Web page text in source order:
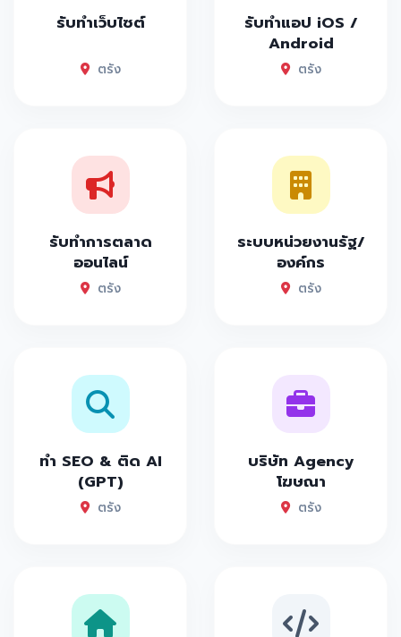
รับทำเว็บไซต์
ตรัง
รับทำแอป iOS /
Android
ตรัง
รับทำการตลาด
ออนไลน์
ตรัง
ระบบหน่วยงานรัฐ/
องค์กร
ตรัง
ทำ SEO & ติด AI
(GPT)
ตรัง
บริษัท Agency
โฆษณา
ตรัง